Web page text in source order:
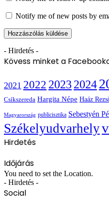
Notify me of new posts by
- Hirdetés -
Kövess minket a
2021 2022 2023 2024
Csíkszereda Hargita Népe Haáz
Magyarország publicisztika Sebestyén
Székelyudvarhely
Hirdetés
Időjárás
You need to set the Location.
- Hirdetés -
Social